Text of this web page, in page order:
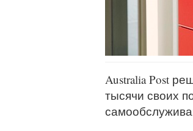
Australia Post
тысячи своих